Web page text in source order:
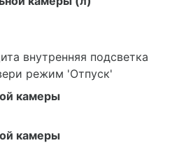
внутренняя подсветка
режим 'Отпуск'
камеры
камеры